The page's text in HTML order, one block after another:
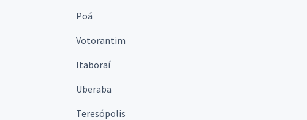
Poá
Votorantim
Itaboraí
Uberaba
Teresópolis